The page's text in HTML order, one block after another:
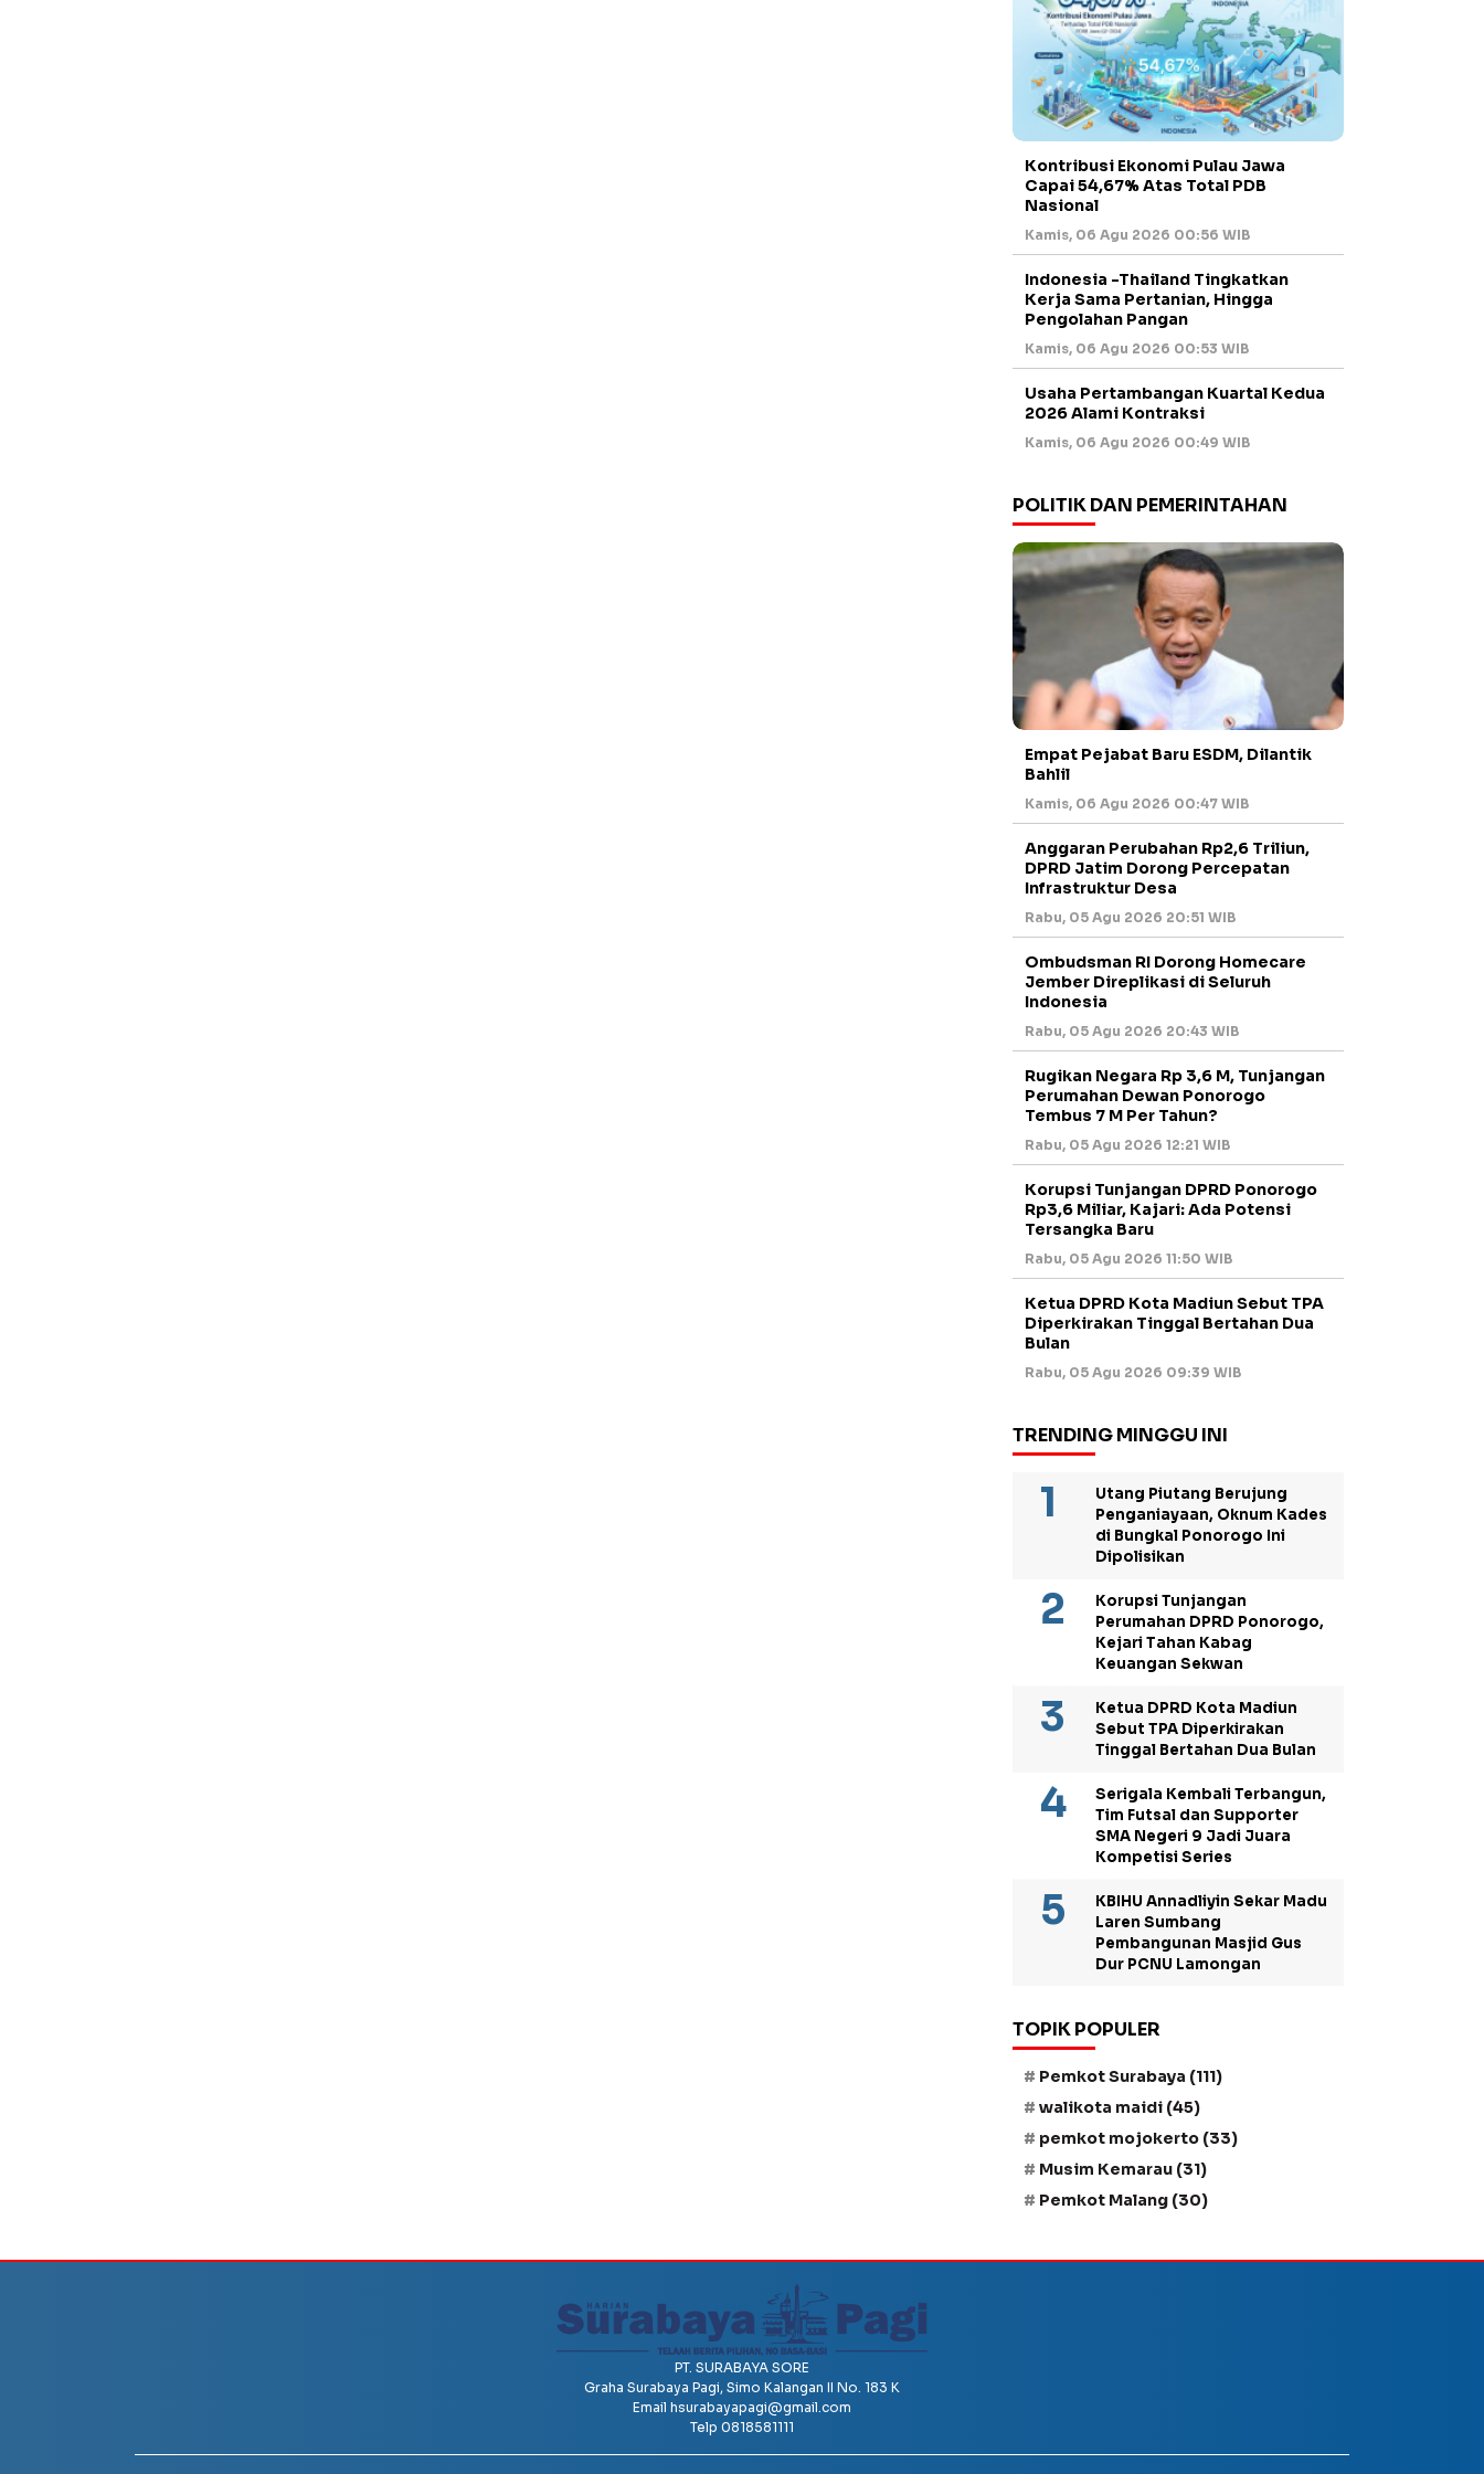
Kontribusi Ekonomi Pulau Jawa
Capai 54,67% Atas Total PDB
Nasional
Kamis, 06 Agu 2026 00:56 WIB
Indonesia -Thailand Tingkatkan
Kerja Sama Pertanian, Hingga
Pengolahan Pangan
Kamis, 06 Agu 2026 00:53 WIB
Usaha Pertambangan Kuartal Kedua
2026 Alami Kontraksi
Kamis, 06 Agu 2026 00:49 WIB
POLITIK DAN PEMERINTAHAN
Empat Pejabat Baru ESDM, Dilantik
Bahlil
Kamis, 06 Agu 2026 00:47 WIB
Anggaran Perubahan Rp2,6 Triliun,
DPRD Jatim Dorong Percepatan
Infrastruktur Desa
Rabu, 05 Agu 2026 20:51 WIB
Ombudsman RI Dorong Homecare
Jember Direplikasi di Seluruh
Indonesia
Rabu, 05 Agu 2026 20:43 WIB
Rugikan Negara Rp 3,6 M, Tunjangan
Perumahan Dewan Ponorogo
Tembus 7 M Per Tahun?
Rabu, 05 Agu 2026 12:21 WIB
Korupsi Tunjangan DPRD Ponorogo
Rp3,6 Miliar, Kajari: Ada Potensi
Tersangka Baru
Rabu, 05 Agu 2026 11:50 WIB
Ketua DPRD Kota Madiun Sebut TPA
Diperkirakan Tinggal Bertahan Dua
Bulan
Rabu, 05 Agu 2026 09:39 WIB
TRENDING MINGGU INI
Utang Piutang Berujung
Penganiayaan, Oknum Kades
di Bungkal Ponorogo Ini
Dipolisikan
Korupsi Tunjangan
Perumahan DPRD Ponorogo,
Kejari Tahan Kabag
Keuangan Sekwan
Ketua DPRD Kota Madiun
Sebut TPA Diperkirakan
Tinggal Bertahan Dua Bulan
Serigala Kembali Terbangun,
Tim Futsal dan Supporter
SMA Negeri 9 Jadi Juara
Kompetisi Series
KBIHU Annadliyin Sekar Madu
Laren Sumbang
Pembangunan Masjid Gus
Dur PCNU Lamongan
TOPIK POPULER
Pemkot Surabaya (111)
walikota maidi (45)
pemkot mojokerto (33)
Musim Kemarau (31)
Pemkot Malang (30)
PT. SURABAYA SORE
Graha Surabaya Pagi, Simo Kalangan II No. 183 K
Email hsurabayapagi@gmail.com
Telp 0818581111